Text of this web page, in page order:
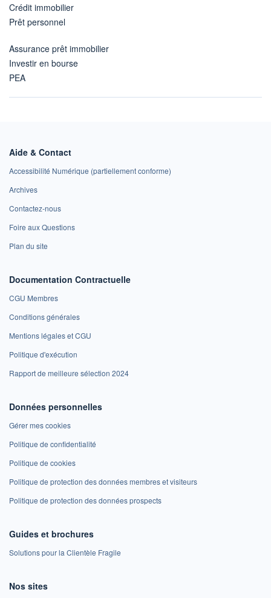
Crédit immobilier
Prêt personnel
Assurance prêt immobilier
Investir en bourse
PEA
Aide & Contact
Accessibilité Numérique (partiellement conforme)
Archives
Contactez-nous
Foire aux Questions
Plan du site
Documentation Contractuelle
CGU Membres
Conditions générales
Mentions légales et CGU
Politique d'exécution
Rapport de meilleure sélection 2024
Données personnelles
Gérer mes cookies
Politique de confidentialité
Politique de cookies
Politique de protection des données membres et visiteurs
Politique de protection des données prospects
Guides et brochures
Solutions pour la Clientèle Fragile
Nos sites